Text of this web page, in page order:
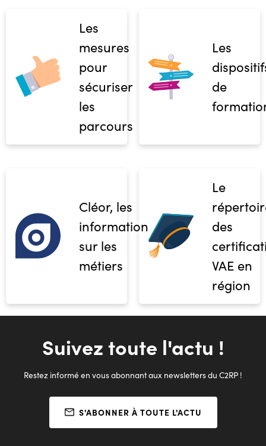
Les
mesures
pour
sécuriser
les
parcours
Les
de
Cléor, les
informations
sur les
métiers
Le
des
VAE en
région
Suivez toute l'actu !
Restez informé en vous abonnant aux newsletters du C2RP !
S'ABONNER À TOUTE L'ACTU